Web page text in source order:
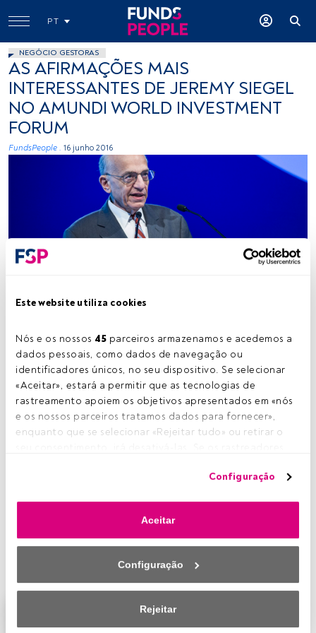
Este website utiliza cookies
Nós e os nossos 45 parceiros armazenamos e acedemos a
dados pessoais, como dados de navegação ou
identificadores únicos, no seu dispositivo. Se selecionar
«Aceitar», estará a permitir que as tecnologias de
rastreamento apoiem os objetivos apresentados em «nós
e os nossos parceiros tratamos dados para fornecer»,
enquanto que se selecionar «Rejeitar tudo» ou retirar o
que vê poderá deixar de ser relevante para si. Pode voltar
link «Preferências de privacidade» que aparece na parte
inferior da página web (ou no ícone flutuante que se
suas opções terão efeito dentro do nosso âmbito de
Configuração
Aceitar
Configuração
Rejeitar
PT
NEGÓCIO GESTORAS
AS AFIRMAÇÕES MAIS
INTERESSANTES DE JEREMY SIEGEL
NO AMUNDI WORLD INVESTMENT
FORUM
FundsPeople . 16 junho 2016
O Amundi World Investment Forum,celebrado
recentemente pelaAmundino Museu do Louvre
em Paris, contou com várias figuras de renome
da indústria financeira mundial. Foi o caso deJim Rogers,
Daniel Kahnemane também Jeremy Siegel, professor da
Universidade de Wharton (Pennsylvania, Estados Unidos),
. A sua participação no evento não deixou
ninguém indiferente, sobretudo por causa da sua
entusiasta visão e expectativas sobre os mercados de
ações, especialmente o norte-americano, cuja atratividade
os principais pontos argumentados pelo especialista
durante a sua intervenção no Forum.
Este é um artigo exclusivo para os utilizadores